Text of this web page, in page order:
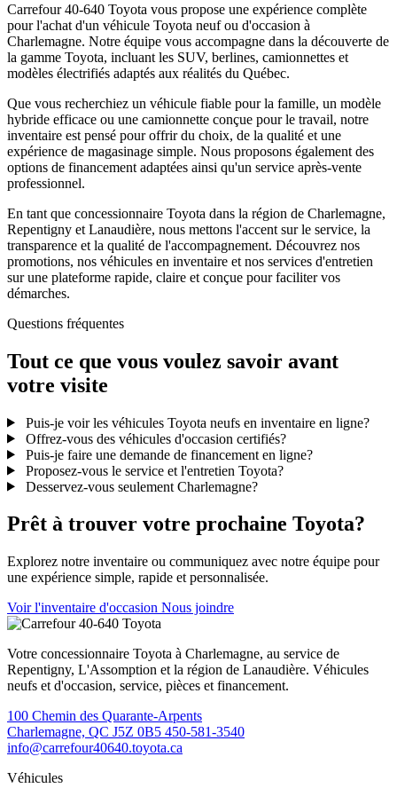
Carrefour 40-640 Toyota vous propose une expérience complète
pour l'achat d'un véhicule Toyota neuf ou d'occasion à
Charlemagne. Notre équipe vous accompagne dans la découverte de
la gamme Toyota, incluant les SUV, berlines, camionnettes et
modèles électrifiés adaptés aux réalités du Québec.
Que vous recherchiez un véhicule fiable pour la famille, un modèle
hybride efficace ou une camionnette conçue pour le travail, notre
inventaire est pensé pour offrir du choix, de la qualité et une
expérience de magasinage simple. Nous proposons également des
options de financement adaptées ainsi qu'un service après-vente
professionnel.
En tant que concessionnaire Toyota dans la région de Charlemagne,
Repentigny et Lanaudière, nous mettons l'accent sur le service, la
transparence et la qualité de l'accompagnement. Découvrez nos
promotions, nos véhicules en inventaire et nos services d'entretien
sur une plateforme rapide, claire et conçue pour faciliter vos
démarches.
Questions fréquentes
Tout ce que vous voulez savoir avant
votre visite
Puis-je voir les véhicules Toyota neufs en inventaire en ligne?
Offrez-vous des véhicules d'occasion certifiés?
Puis-je faire une demande de financement en ligne?
Proposez-vous le service et l'entretien Toyota?
Desservez-vous seulement Charlemagne?
Prêt à trouver votre prochaine Toyota?
Explorez notre inventaire ou communiquez avec notre équipe pour
une expérience simple, rapide et personnalisée.
Voir l'inventaire d'occasion Nous joindre
Votre concessionnaire Toyota à Charlemagne, au service de
Repentigny, L'Assomption et la région de Lanaudière. Véhicules
neufs et d'occasion, service, pièces et financement.
100 Chemin des Quarante-Arpents
Charlemagne, QC J5Z 0B5 450-581-3540
info@carrefour40640.toyota.ca
Véhicules